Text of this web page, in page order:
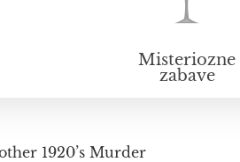
Misteriozne
zabave
1920’s Murder